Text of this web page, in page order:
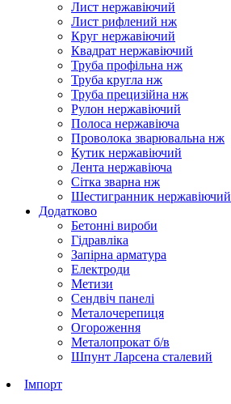
Лист нержавіючий
Лист рифлений нж
Круг нержавіючий
Квадрат нержавіючий
Труба профільна нж
Труба кругла нж
Труба прецизійна нж
Рулон нержавіючий
Полоса нержавіюча
Проволока зварювальна нж
Кутик нержавіючий
Лента нержавіюча
Сітка зварна нж
Шестигранник нержавіючий
Додатково
Бетонні вироби
Гідравліка
Запірна арматура
Електроди
Метизи
Сендвіч панелі
Металочерепиця
Огороження
Металопрокат б/в
Шпунт Ларсена сталевий
Імпорт